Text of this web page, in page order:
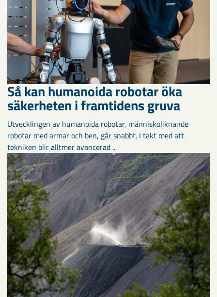
Så kan humanoida robotar öka
säkerheten i framtidens gruva
Utvecklingen av humanoida robotar, människoliknande
robotar med armar och ben, går snabbt. I takt med att
tekniken blir alltmer avancerad ...